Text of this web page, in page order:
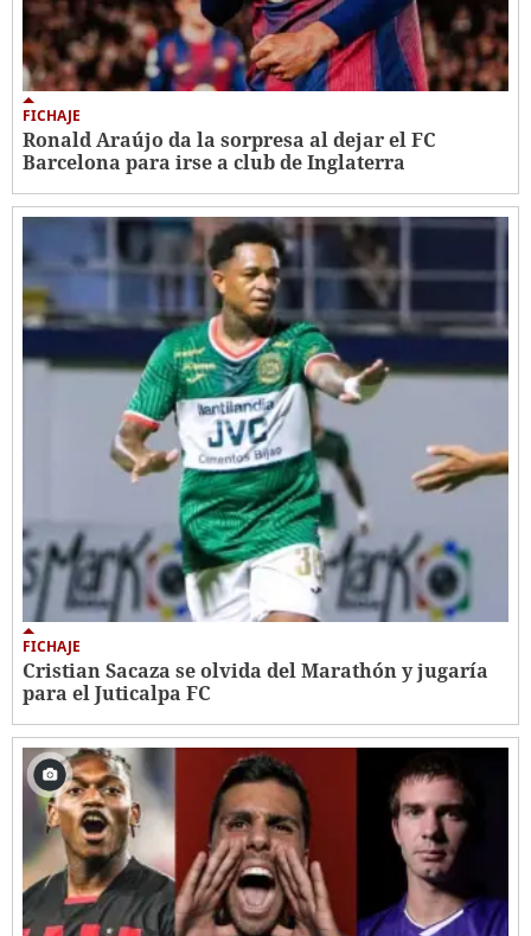
FICHAJE
Ronald Araújo da la sorpresa al dejar el FC
Barcelona para irse a club de Inglaterra
FICHAJE
Cristian Sacaza se olvida del Marathón y jugaría
para el Juticalpa FC